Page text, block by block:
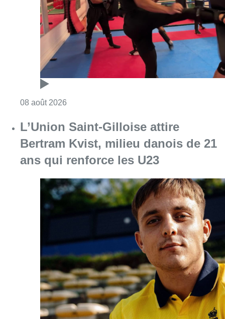
Bertram Kvist, milieu danois de 21
ans qui renforce les U23
08 août 2026 Consulter l'article "L’Union Saint-Gilloise
“La tactique doit être claire, c’est le
plus important”: Mark van Bommel
dévoile sa philosophie pour les
Diables rouges